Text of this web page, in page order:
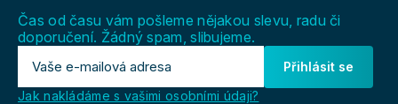
Čas od času vám pošleme nějakou slevu, radu či
doporučení. Žádný spam, slibujeme.
Přihlásit se
Jak nakládáme s vašimi osobními údaji?